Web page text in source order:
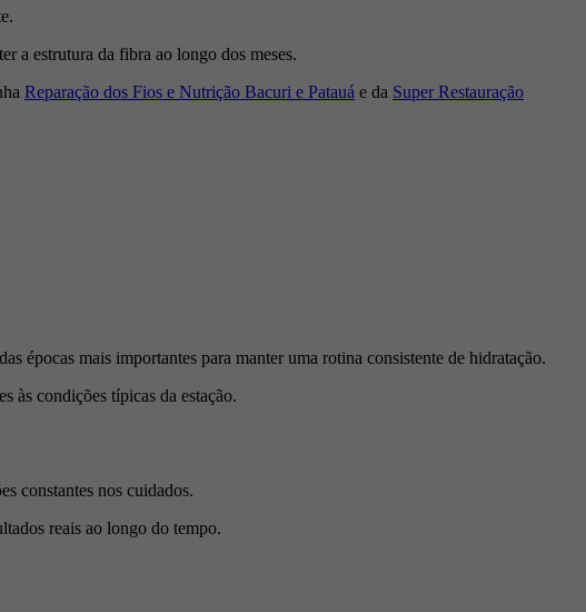
a estrutura da fibra ao longo dos meses.
Reparação dos Fios e Nutrição Bacuri e Patauá e da Super Restauração
épocas mais importantes para manter uma rotina consistente de hidratação.
às condições típicas da estação.
constantes nos cuidados.
reais ao longo do tempo.